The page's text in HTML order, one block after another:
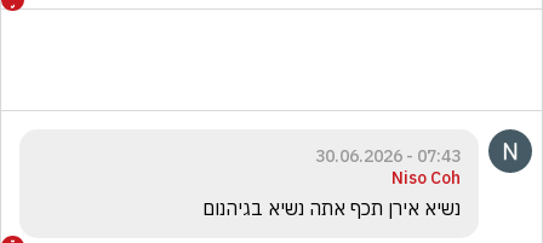
07:43 - 30.06.2026
Niso Coh
נשיא אירן תכף אתה נשיא בגיהנום